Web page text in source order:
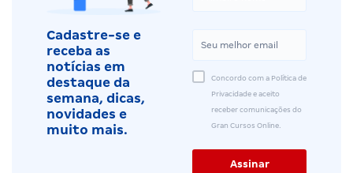
Cadastre-se e
receba as
notícias em
destaque da
semana, dicas,
novidades e
muito mais.
Concordo com a Política de
Privacidade e aceito
receber comunicações do
Gran Cursos Online.